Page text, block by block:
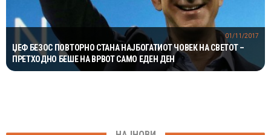
ЏЕФ БЕЗОС ПОВТОРНО СТАНА НАЈБОГАТИОТ ЧОВЕК НА СВЕТОТ –
ПРЕТХОДНО БЕШЕ НА ВРВОТ САМО ЕДЕН ДЕН
01/11/2017